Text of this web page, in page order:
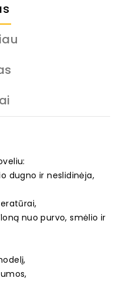
dugno ir neslidinėja,
nuo purvo, smėlio ir